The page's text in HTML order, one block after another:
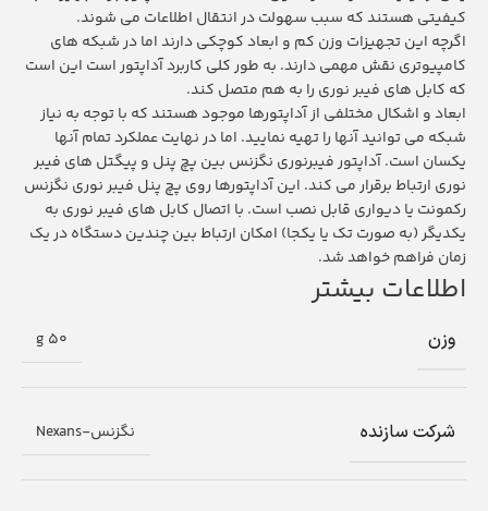
کیفیتی هستند که سبب سهولت در انتقال اطلاعات می شوند.
اگرچه این تجهیزات وزن کم و ابعاد کوچکی دارند اما در شبکه های
کامپیوتری نقش مهمی دارند. به طور کلی کاربرد آداپتور است این است
که کابل های فیبر نوری را به هم متصل کند.
ابعاد و اشکال مختلفی از آداپتورها موجود هستند که با توجه به نیاز
شبکه می توانید آنها را تهیه نمایید. اما در نهایت عملکرد تمام آنها
یکسان است. آداپتور فیبرنوری نگزنس بین پچ پنل و پیگتل های فیبر
نوری ارتباط برقرار می کند. این آداپتورها روی پچ پنل فیبر نوری نگزنس
رکمونت یا دیواری قابل نصب است. با اتصال کابل های فیبر نوری به
یکدیگر (به صورت تک یا یکجا) امکان ارتباط بین چندین دستگاه در یک
زمان فراهم خواهد شد.
اطلاعات بیشتر
وزن 50 g
شرکت سازنده نگزنس-Nexans